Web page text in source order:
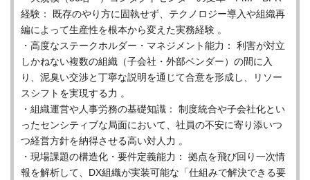
経験： 既存のやり方に固執せず、テクノロジー導入や組織再
編によって生産性を根本から変えた実務経験 。
・高度なステークホルダー・マネジメント能力： 利害が対立
しかねない複数の組織（子会社・外部ベンダー）の間に入
り、泥臭い交渉と丁寧な説明を通じて合意を形成し、リソー
スシフトを実現する力 。
・組織運営や人事労務の基礎知識： 制度統合や子会社化とい
ったセンシティブな局面において、社員の不安に寄り添いつ
つ経営方針を納得させる高い対人力 。
・現場課題の構造化・要件定義能力： 拠点を飛び回り一次情
報を解析して、DX組織が実装可能な「仕組みで解決できる要